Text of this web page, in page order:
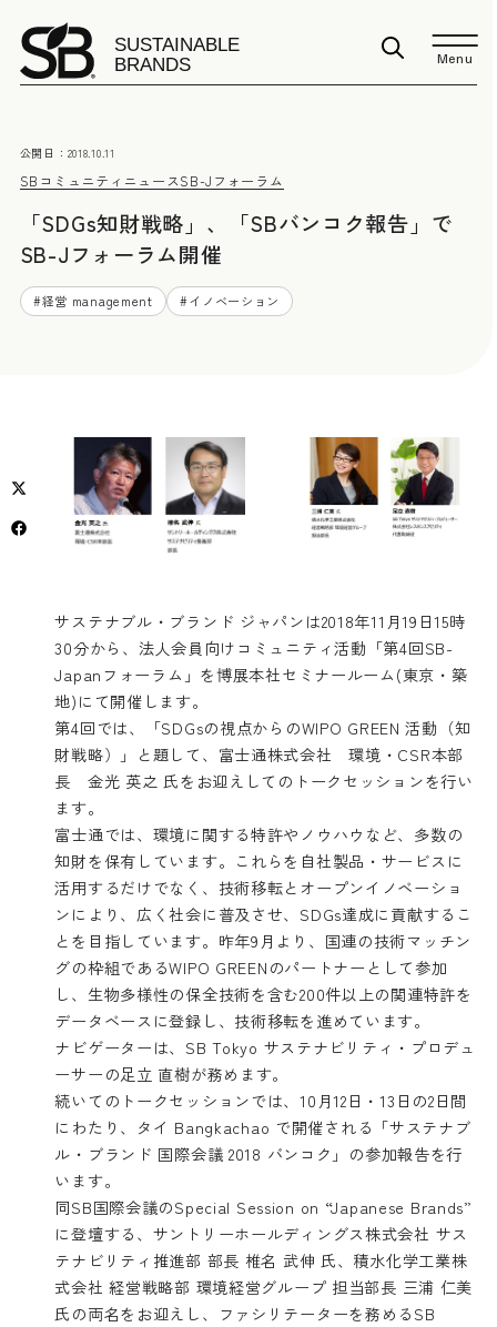
Menu
SBコミュニティニュースSB-Jフォーラム
公開日： 2018.10.11
「SDGs知財戦略」、「SBバンコク報告」で
SB-Jフォーラム開催
#経営 management #イノベーション
サステナブル・ブランド ジャパンは2018年11月19日15時
30分から、法人会員向けコミュニティ活動「第4回SB-
Japanフォーラム」を博展本社セミナールーム(東京・築
地)にて開催します。
第4回では、「SDGsの視点からのWIPO GREEN 活動（知
財戦略）」と題して、富士通株式会社 環境・CSR本部
長 金光 英之 氏をお迎えしてのトークセッションを行い
ます。
富士通では、環境に関する特許やノウハウなど、多数の
知財を保有しています。これらを自社製品・サービスに
活用するだけでなく、技術移転とオープンイノベーショ
ンにより、広く社会に普及させ、SDGs達成に貢献するこ
とを目指しています。昨年9月より、国連の技術マッチン
グの枠組であるWIPO GREENのパートナーとして参加
し、生物多様性の保全技術を含む200件以上の関連特許を
データベースに登録し、技術移転を進めています。
ナビゲーターは、SB Tokyo サステナビリティ・プロデュ
ーサーの足立 直樹が務めます。
続いてのトークセッションでは、10月12日・13日の2日間
にわたり、タイ Bangkachao で開催される「サステナブ
ル・ブランド 国際会議 2018 バンコク」の参加報告を行
います。
同SB国際会議のSpecial Session on “Japanese Brands”
に登壇する、サントリーホールディングス株式会社 サス
テナビリティ推進部 部長 椎名 武伸 氏、積水化学工業株
式会社 経営戦略部 環境経営グループ 担当部長 三浦 仁美
氏の両名をお迎えし、ファシリテーターを務めるSB